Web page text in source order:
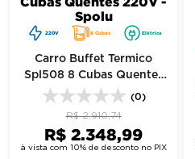
220V 8 Cubas Elétrica
Carro Buffet Termico
Spl508 8 Cubas Quentes
220V - Spolu
(0)
R$ 2.910,74
R$ 2.348,99
à vista com 10% de desconto no PIX